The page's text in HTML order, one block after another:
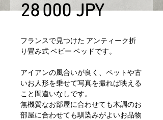
28 000 JPYPrix
フランスで見つけた アンティーク折
り畳み式 ベビー ベッドです。
アイアンの風合いが良く、ペットや古
いお人形を乗せて写真を撮れば映える
こと間違いなしです。
無機質なお部屋に合わせても木調のお
部屋に合わせても馴染みがよいお品物